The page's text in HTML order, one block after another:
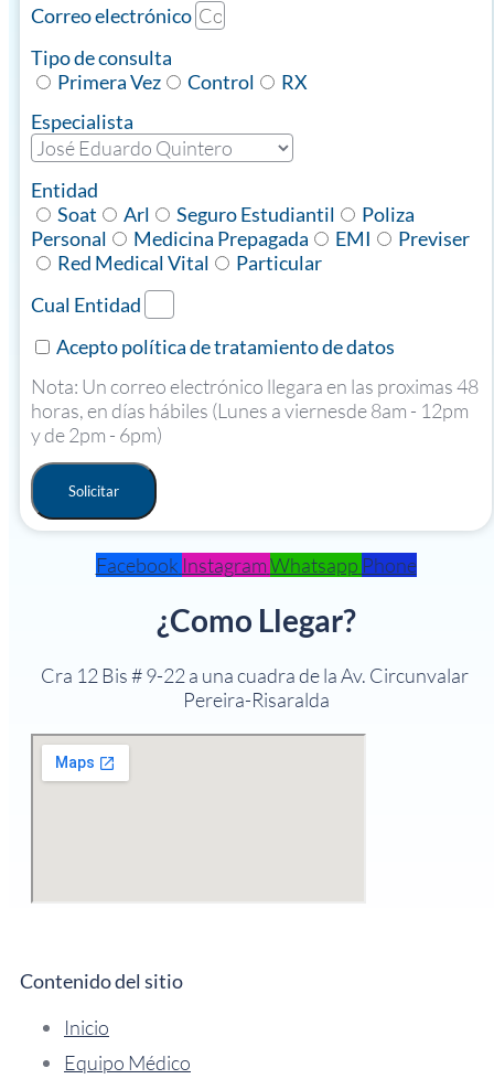
Correo electrónico
Tipo de consulta
Primera Vez
Control
RX
Especialista
Entidad
Soat
Arl Seguro Estudiantil
Poliza
Personal
Medicina Prepagada EMI
Previser
Red Medical Vital
Particular
Cual Entidad
Acepto política de tratamiento de datos
Nota: Un correo electrónico llegara en las proximas 48
horas, en días hábiles (Lunes a viernesde 8am - 12pm
y de 2pm - 6pm)
Solicitar
Facebook InstagramWhatsapp Phone
¿Como Llegar?
Cra 12 Bis # 9-22 a una cuadra de la Av. Circunvalar
Pereira-Risaralda
Contenido del sitio
Inicio
Equipo Médico